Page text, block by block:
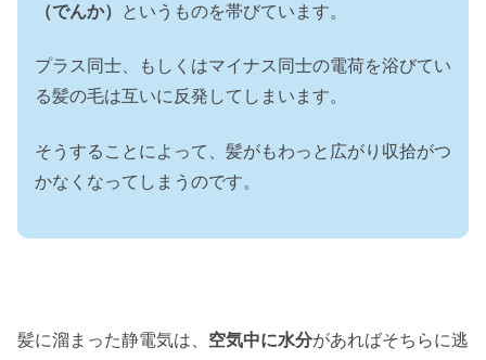
（でんか）
というものを帯びています。
プラス同士、もしくはマイナス同士の電荷を浴びてい
る髪の毛は互いに反発してしまいます。
そうすることによって、髪がもわっと広がり収拾がつ
かなくなってしまうのです。
髪に溜まった静電気は、 空気中に水分があればそちらに逃